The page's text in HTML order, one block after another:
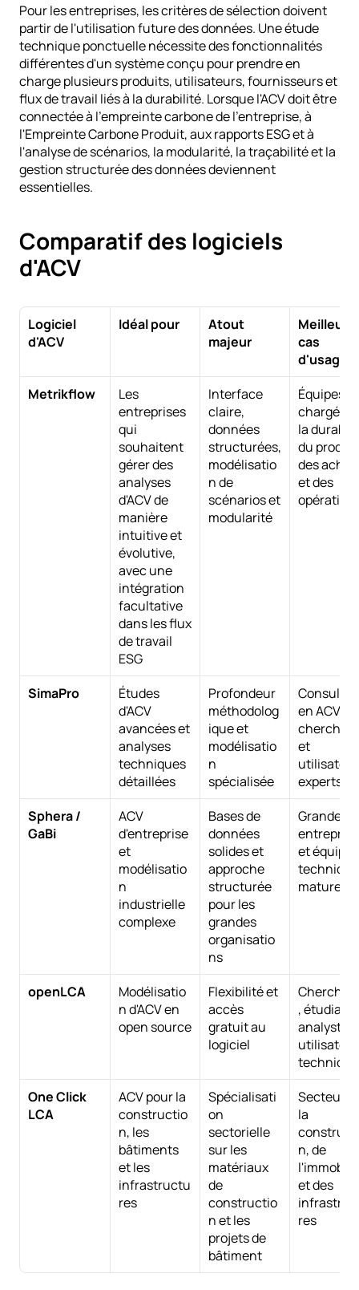
Pour les entreprises, les critères de sélection doivent
partir de l'utilisation future des données. Une étude
technique ponctuelle nécessite des fonctionnalités
différentes d'un système conçu pour prendre en
charge plusieurs produits, utilisateurs, fournisseurs et
flux de travail liés à la durabilité. Lorsque l'ACV doit être
connectée à l'empreinte carbone de l'entreprise, à
l'Empreinte Carbone Produit, aux rapports ESG et à
l'analyse de scénarios, la modularité, la traçabilité et la
gestion structurée des données deviennent
essentielles.
Comparatif des logiciels
d'ACV
Logiciel
d'ACV
Idéal pour
Atout
majeur
Meilleur
cas
d'usage
Metrikflow
Les
entreprises
qui
souhaitent
gérer des
analyses
d'ACV de
manière
intuitive et
évolutive,
avec une
intégration
facultative
dans les flux
de travail
ESG
Interface
claire,
données
structurées,
modélisatio
n de
scénarios et
modularité
Équipes
chargées
la
du
des
et des
SimaPro
Études
d'ACV
avancées et
analyses
techniques
détaillées
Profondeur
méthodolog
ique et
modélisatio
n
spécialisée
en ACV,
et
experts
Sphera /
GaBi
ACV
d'entreprise
et
modélisatio
n
industrielle
complexe
Bases de
données
solides et
approche
structurée
pour les
grandes
organisatio
ns
Grandes
et équipes
matures
openLCA
Modélisatio
n d'ACV en
open source
Flexibilité et
accès
gratuit au
logiciel
,
analystes
One Click
LCA
ACV pour la
constructio
n, les
bâtiments
et les
infrastructu
res
Spécialisati
on
sectorielle
sur les
matériaux
de
constructio
n et les
projets de
bâtiment
Secteurs
la
n, de
et des
res